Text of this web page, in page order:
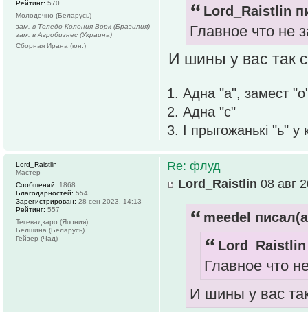
Lord_Raistlin
Главное что не
И шины у вас так
1. Адна "а", замест
2. Адна "с"
3. І прыгожанькі "ь" у
Рейтинг: 570
Молодечно (Беларусь)
зам. в Толедо Колония Ворк (Бразилия)
зам. в Агробизнес (Украина)
Сборная Ирана (юн.)
Re: флуд
Lord_Raistlin 08 авг
meedel
Главное что
И шины у вас
Lord_Raistlin
Мастер
Сообщений: 1868
Благодарностей: 554
Зарегистрирован: 28 сен 2023, 14:13
Рейтинг: 557
Тегевадзаро (Япония)
Белшина (Беларусь)
Гейзер (Чад)